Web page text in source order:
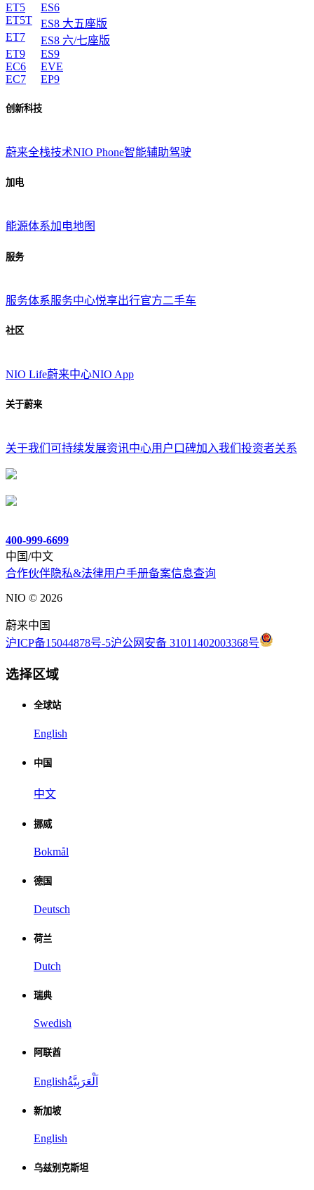
ET5
ET5T
ET7
ET9
EC6
EC7
ES6
ES8 大五座版
ES8 六/七座版
ES9
EVE
EP9
创新科技
蔚来全栈技术NIO Phone智能辅助驾驶
加电
能源体系加电地图
服务
服务体系服务中心悦享出行官方二手车
社区
NIO Life蔚来中心NIO App
关于蔚来
关于我们 可持续发展资讯中心用户口碑加入我们 投资者关系
400-999-6699
中国/中文
合作伙伴隐私&法律用户手册备案信息查询
NIO © 2026
蔚来中国
沪ICP备15044878号-5沪公网安备 31011402003368号
选择区域
全球站
English
中国
中文
挪威
Bokmål
德国
Deutsch
荷兰
Dutch
瑞典
Swedish
阿联酋
Englishاَلْعَرَبِيَّةُ
新加坡
English
乌兹别克斯坦